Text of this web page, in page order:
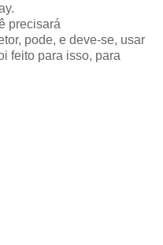
precisará
pode, e deve-se, usar
feito para isso, para